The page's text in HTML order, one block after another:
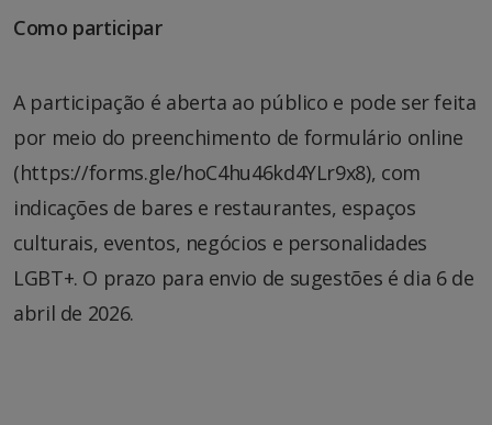
Como participar
A participação é aberta ao público e pode ser feita
por meio do preenchimento de formulário online
(https://forms.gle/hoC4hu46kd4YLr9x8), com
indicações de bares e restaurantes, espaços
culturais, eventos, negócios e personalidades
LGBT+. O prazo para envio de sugestões é dia 6 de
abril de 2026.